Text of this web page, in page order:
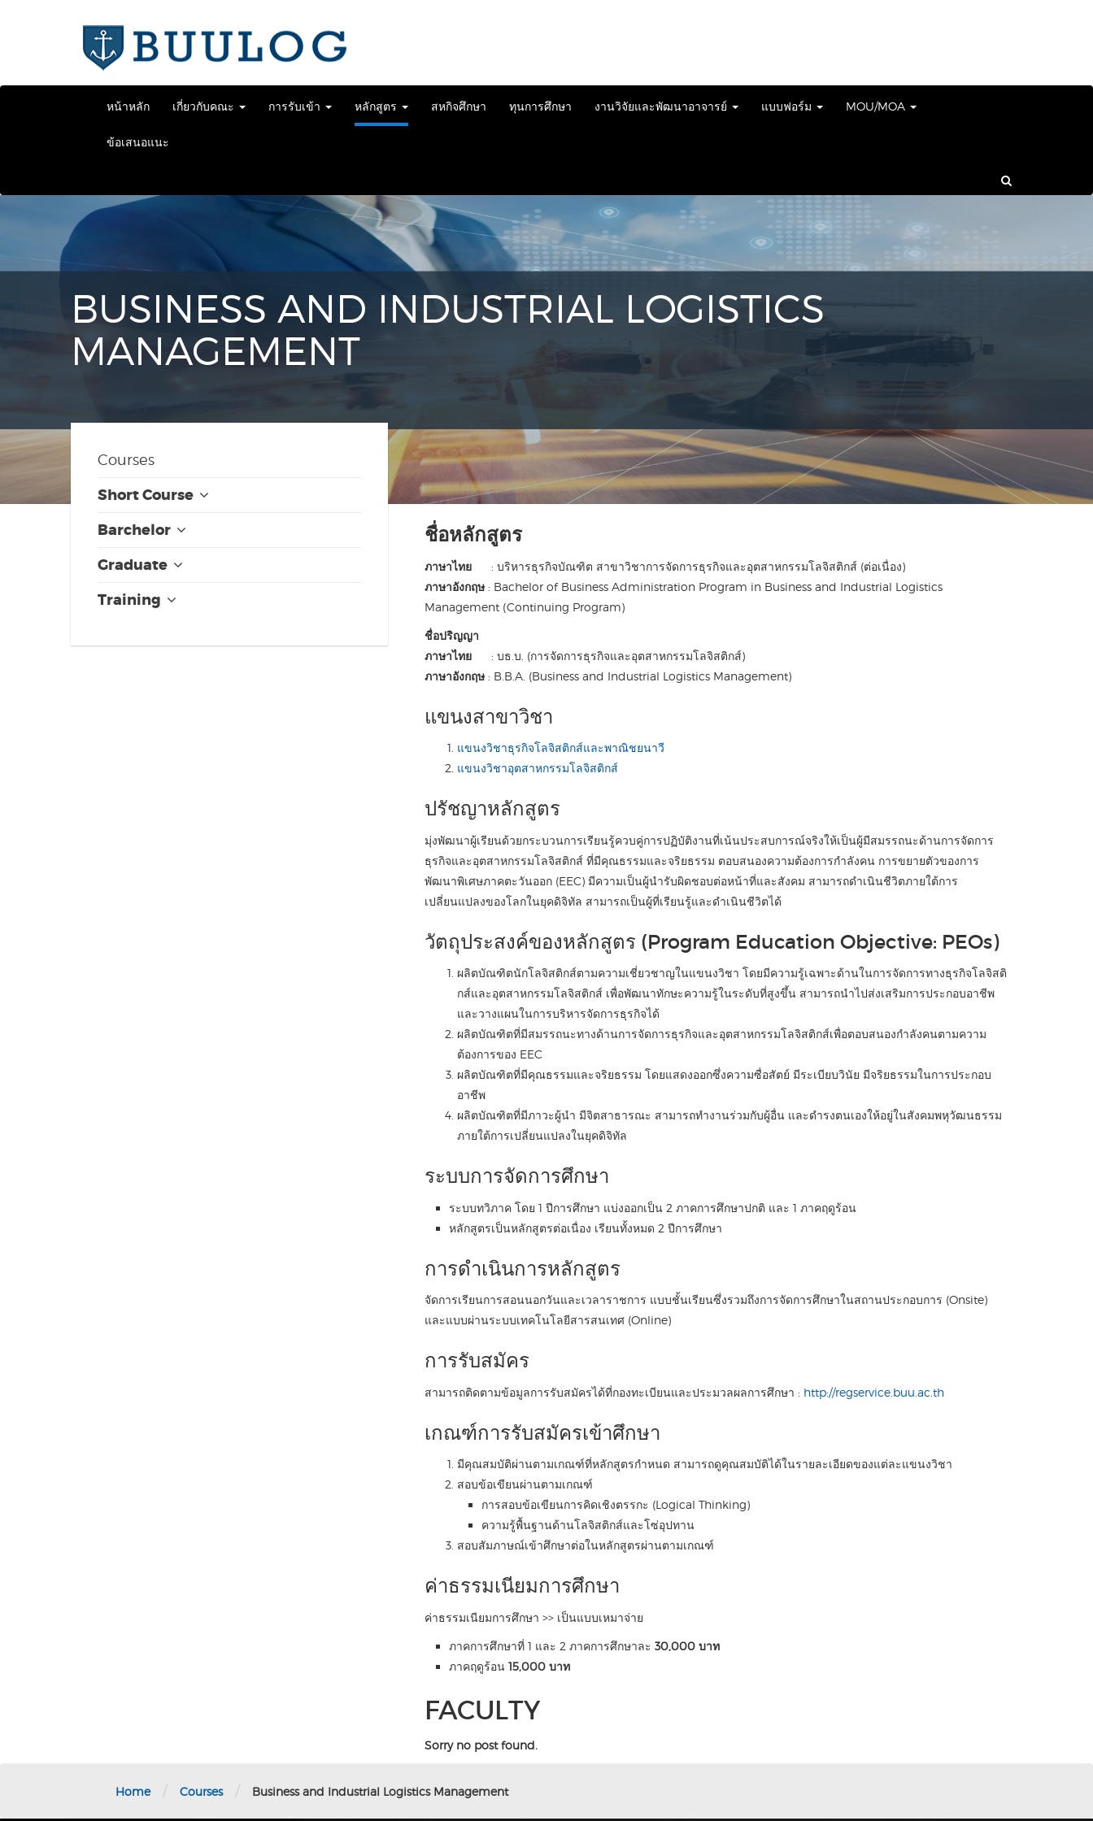
หน้าหลัก เกี่ยวกับคณะ การรับเข้า หลักสูตร สหกิจศึกษา ทุนการศึกษา งานวิจัยและพัฒนาอาจารย์ แบบฟอร์ม MOU/MOA
ข้อเสนอแนะ
BUSINESS AND INDUSTRIAL LOGISTICS
MANAGEMENT
Courses
Short Course
Barchelor
Graduate
Training
ชื่อหลักสูตร
ภาษาไทย : บริหารธุรกิจบัณฑิต สาขาวิชาการจัดการธุรกิจและอุตสาหกรรมโลจิสติกส์ (ต่อเนื่อง)
ภาษาอังกฤษ: Bachelor of Business Administration Program in Business and Industrial Logistics
Management (Continuing Program)
ชื่อปริญญา
ภาษาไทย : บธ.บ. (การจัดการธุรกิจและอุตสาหกรรมโลจิสติกส์)
ภาษาอังกฤษ: B.B.A. (Business and Industrial Logistics Management)
แขนงสาขาวิชา
แขนงวิชาธุรกิจโลจิสติกส์และพาณิชยนาวี
แขนงวิชาอุตสาหกรรมโลจิสติกส์
ปรัชญาหลักสูตร
มุ่งพัฒนาผู้เรียนด้วยกระบวนการเรียนรู้ควบคู่การปฏิบัติงานที่เน้นประสบการณ์จริงให้เป็นผู้มีสมรรถนะด้านการจัดการ
ธุรกิจและอุตสาหกรรมโลจิสติกส์ ที่มีคุณธรรมและจริยธรรม ตอบสนองความต้องการกำลังคน การขยายตัวของการ
พัฒนาพิเศษภาคตะวันออก (EEC) มีความเป็นผู้นำรับผิดชอบต่อหน้าที่และสังคม สามารถดำเนินชีวิตภายใต้การ
เปลี่ยนแปลงของโลกในยุคดิจิทัล สามารถเป็นผู้ที่เรียนรู้และดำเนินชีวิตได้
วัตถุประสงค์ของหลักสูตร (Program Education Objective: PEOs)
ผลิตบัณฑิตนักโลจิสติกส์ตามความเชี่ยวชาญในแขนงวิชา โดยมีความรู้เฉพาะด้านในการจัดการทางธุรกิจโลจิสติ
กส์และอุตสาหกรรมโลจิสติกส์ เพื่อพัฒนาทักษะความรู้ในระดับที่สูงขึ้น สามารถนำไปส่งเสริมการประกอบอาชีพ
และวางแผนในการบริหารจัดการธุรกิจได้
ผลิตบัณฑิตที่มีสมรรถนะทางด้านการจัดการธุรกิจและอุตสาหกรรมโลจิสติกส์เพื่อตอบสนองกำลังคนตามความ
ต้องการของ EEC
ผลิตบัณฑิตที่มีคุณธรรมและจริยธรรม โดยแสดงออกซึ่งความซื่อสัตย์ มีระเบียบวินัย มีจริยธรรมในการประกอบ
อาชีพ
ผลิตบัณฑิตที่มีภาวะผู้นำ มีจิตสาธารณะ สามารถทำงานร่วมกับผู้อื่น และดำรงตนเองให้อยู่ในสังคมพหุวัฒนธรรม
ภายใต้การเปลี่ยนแปลงในยุคดิจิทัล
ระบบการจัดการศึกษา
ระบบทวิภาค โดย 1 ปีการศึกษา แบ่งออกเป็น 2 ภาคการศึกษาปกติ และ 1 ภาคฤดูร้อน
หลักสูตรเป็นหลักสูตรต่อเนื่อง เรียนทั้งหมด 2 ปีการศึกษา
การดำเนินการหลักสูตร
จัดการเรียนการสอนนอกวันและเวลาราชการ แบบชั้นเรียนซึ่งรวมถึงการจัดการศึกษาในสถานประกอบการ (Onsite)
และแบบผ่านระบบเทคโนโลยีสารสนเทศ (Online)
การรับสมัคร
สามารถติดตามข้อมูลการรับสมัครได้ที่กองทะเบียนและประมวลผลการศึกษา : http://regservice.buu.ac.th
เกณฑ์การรับสมัครเข้าศึกษา
มีคุณสมบัติผ่านตามเกณฑ์ที่หลักสูตรกำหนด สามารถดูคุณสมบัติได้ในรายละเอียดของแต่ละแขนงวิชา
สอบข้อเขียนผ่านตามเกณฑ์
การสอบข้อเขียนการคิดเชิงตรรกะ (Logical Thinking)
ความรู้พื้นฐานด้านโลจิสติกส์และโซ่อุปทาน
สอบสัมภาษณ์เข้าศึกษาต่อในหลักสูตรผ่านตามเกณฑ์
ค่าธรรมเนียมการศึกษา
ค่าธรรมเนียมการศึกษา >> เป็นแบบเหมาจ่าย
ภาคการศึกษาที่ 1 และ 2 ภาคการศึกษาละ 30,000 บาท
ภาคฤดูร้อน 15,000 บาท
FACULTY
Sorry no post found.
Home / Courses / Business and Industrial Logistics Management